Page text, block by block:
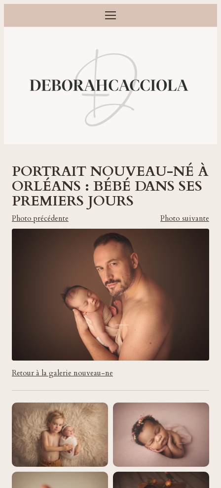
Ouvrir le menu
Photographe grossesse, naissance, bébé et famille à Orléans
PORTRAIT NOUVEAU-NÉ À
ORLÉANS : BÉBÉ DANS SES
PREMIERS JOURS
Photo précédente Photo suivante
Retour à la galerie nouveau-ne